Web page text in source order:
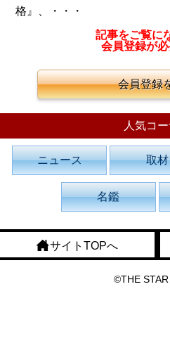
格』、・・・
記事をご覧に
会員登録が必
会員登録
人気コ
ニュース 取材
名鑑
サイトTOPへ
©THE STAR